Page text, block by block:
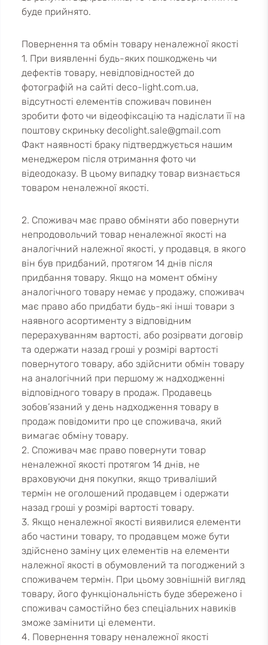
буде прийнято.
Повернення та обмін товару неналежної якості
1. При виявленні будь-яких пошкоджень чи
дефектів товару, невідповідностей до
фотографій на сайті deco-light.com.ua,
відсутності елементів споживач повинен
зробити фото чи відеофіксацію та надіслати її на
поштову скриньку decolight.sale@gmail.com
Факт наявності браку підтверджується нашим
менеджером після отримання фото чи
відеодоказу. В цьому випадку товар визнається
товаром неналежної якості.
2. Споживач має право обміняти або повернути
непродовольчий товар неналежної якості на
аналогічний належної якості, у продавця, в якого
він був придбаний, протягом 14 днів після
придбання товару. Якщо на момент обміну
аналогічного товару немає у продажу, споживач
має право або придбати будь-які інші товари з
наявного асортименту з відповідним
перерахуванням вартості, або розірвати договір
та одержати назад гроші у розмірі вартості
повернутого товару, або здійснити обмін товару
на аналогічний при першому ж надходженні
відповідного товару в продаж. Продавець
зобов’язаний у день надходження товару в
продаж повідомити про це споживача, який
вимагає обміну товару.
2. Споживач має право повернути товар
неналежної якості протягом 14 днів, не
враховуючи дня покупки, якщо триваліший
термін не оголошений продавцем і одержати
назад гроші у розмірі вартості товару.
3. Якщо неналежної якості виявилися елементи
або частини товару, то продавцем може бути
здійснено заміну цих елементів на елементи
належної якості в обумовлений та погоджений з
споживачем термін. При цьому зовнішній вигляд
товару, його функціональність буде збережено і
споживач самостійно без спеціальних навиків
зможе замінити ці елементи.
4. Повернення товару неналежної якості